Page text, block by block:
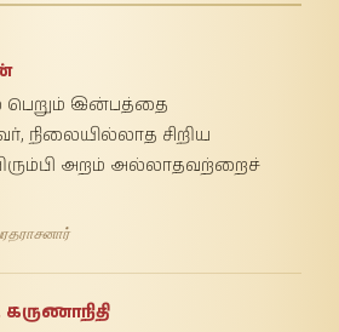
பெறும் இன்பத்தை
நிலையில்லாத சிறிய
அறம் அல்லாதவற்றைச்